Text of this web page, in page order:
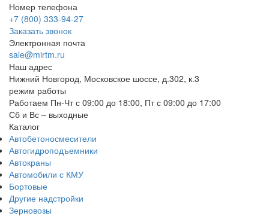
Номер телефона
+7 (800) 333-94-27
Заказать звонок
Электронная почта
sale@mirtm.ru
Наш адрес
Нижний Новгород, Московское шоссе, д.302, к.3
режим работы
Работаем Пн-Чт с 09:00 до 18:00, Пт с 09:00 до 17:00
Сб и Вс – выходные
Каталог
Автобетоносмесители
Автогидроподъемники
Автокраны
Автомобили с КМУ
Бортовые
Другие надстройки
Зерновозы